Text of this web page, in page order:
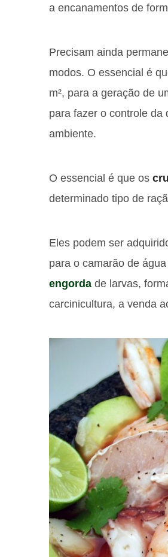
a encanamentos de
Precisam ainda
modos. O essencial é
m², para a geração de
para fazer o controle da
ambiente.
O essencial é que os
determinado tipo de
Eles podem ser
para o camarão de
engorda de larvas,
carcinicultura, a venda